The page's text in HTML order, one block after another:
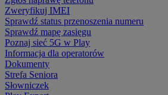
Zweryfikuj IMEI
Sprawdź status przenoszenia numeru
Sprawdź mapę zasięgu
Poznaj sieć 5G w Play
Informacja dla operatorów
Dokumenty
Strefa Seniora
Słowniczek